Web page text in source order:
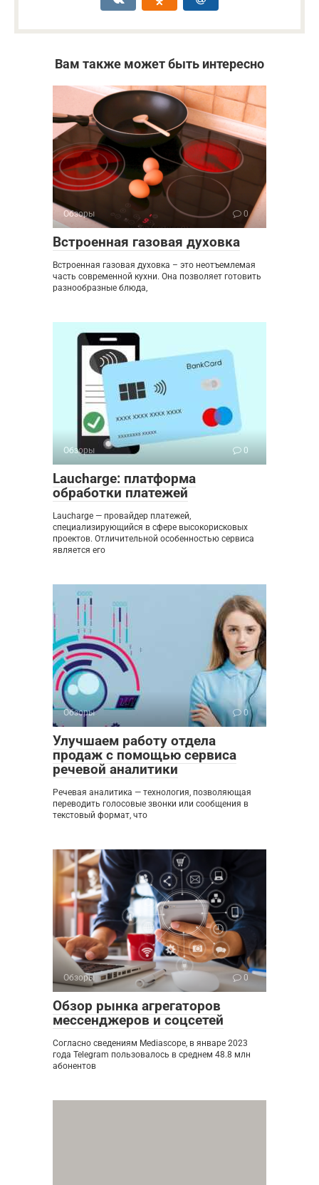
Вам также может быть интересно
Обзоры 0
Встроенная газовая духовка
Встроенная газовая духовка – это неотъемлемая
часть современной кухни. Она позволяет готовить
разнообразные блюда,
Обзоры 0
Laucharge: платформа
обработки платежей
Laucharge — провайдер платежей,
специализирующийся в сфере высокорисковых
проектов. Отличительной особенностью сервиса
является его
Обзоры 0
Улучшаем работу отдела
продаж с помощью сервиса
речевой аналитики
Речевая аналитика — технология, позволяющая
переводить голосовые звонки или сообщения в
текстовый формат, что
Обзоры 0
Обзор рынка агрегаторов
мессенджеров и соцсетей
Согласно сведениям Mediascope, в январе 2023
года Telegram пользовалось в среднем 48.8 млн
абонентов